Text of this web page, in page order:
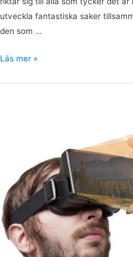
utveckla fantastiska saker
den som …
Läs mer »
enkät!